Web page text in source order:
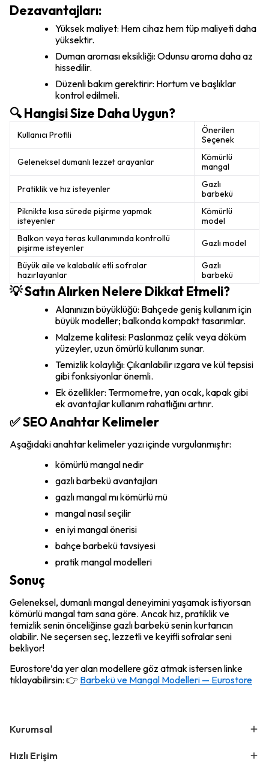
Dezavantajları:
Yüksek maliyet: Hem cihaz hem tüp maliyeti daha
yüksektir.
Duman aroması eksikliği: Odunsu aroma daha az
hissedilir.
Düzenli bakım gerektirir: Hortum ve başlıklar
kontrol edilmeli.
🔍 Hangisi Size Daha Uygun?
Kullanıcı Profili
Önerilen
Seçenek
Geleneksel dumanlı lezzet arayanlar
Kömürlü
mangal
Pratiklik ve hız isteyenler
Gazlı
barbekü
Piknikte kısa sürede pişirme yapmak
isteyenler
Kömürlü
model
Balkon veya teras kullanımında kontrollü
pişirme isteyenler
Gazlı model
Büyük aile ve kalabalık etli sofralar
hazırlayanlar
Gazlı
barbekü
💡 Satın Alırken Nelere Dikkat Etmeli?
Alanınızın büyüklüğü: Bahçede geniş kullanım için
büyük modeller; balkonda kompakt tasarımlar.
Malzeme kalitesi: Paslanmaz çelik veya döküm
yüzeyler, uzun ömürlü kullanım sunar.
Temizlik kolaylığı: Çıkarılabilir ızgara ve kül tepsisi
gibi fonksiyonlar önemli.
Ek özellikler: Termometre, yan ocak, kapak gibi
ek avantajlar kullanım rahatlığını artırır.
✅ SEO Anahtar Kelimeler
Aşağıdaki anahtar kelimeler yazı içinde vurgulanmıştır:
kömürlü mangal nedir
gazlı barbekü avantajları
gazlı mangal mı kömürlü mü
mangal nasıl seçilir
en iyi mangal önerisi
bahçe barbekü tavsiyesi
pratik mangal modelleri
Sonuç
Geleneksel, dumanlı mangal deneyimini yaşamak istiyorsan
kömürlü mangal tam sana göre. Ancak hız, pratiklik ve
temizlik senin önceliğinse gazlı barbekü senin kurtarıcın
olabilir. Ne seçersen seç, lezzetli ve keyifli sofralar seni
bekliyor!
Eurostore’da yer alan modellere göz atmak istersen linke
tıklayabilirsin: 👉 Barbekü ve Mangal Modelleri — Eurostore
Kurumsal
Hızlı Erişim